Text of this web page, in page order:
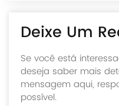
Deixe Um
Se você está
deseja saber mais
mensagem aqui,
possível.